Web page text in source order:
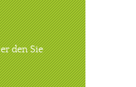
den Sie